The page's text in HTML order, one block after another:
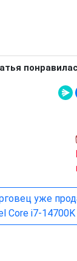
уже
Core i7-14700K